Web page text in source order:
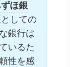
ほ銀
しての
銀行は
いるた
性を感